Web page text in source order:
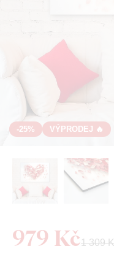
-25% VÝPRODEJ 🔥
979 Kč1 309